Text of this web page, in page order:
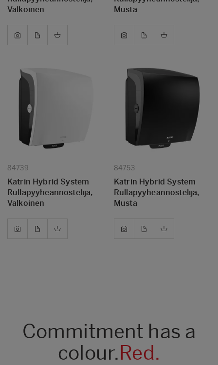
Valkoinen
Musta
84739
Katrin Hybrid System
Rullapyyheannostelija,
Valkoinen
84753
Katrin Hybrid System
Rullapyyheannostelija,
Musta
Commitment has a
colour.Red.